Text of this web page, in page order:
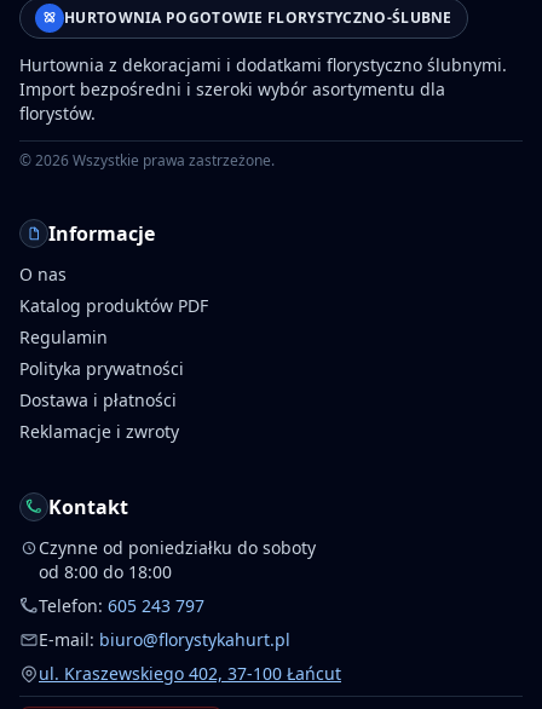
HURTOWNIA POGOTOWIE FLORYSTYCZNO-ŚLUBNE
Hurtownia z dekoracjami i dodatkami florystyczno ślubnymi.
Import bezpośredni i szeroki wybór asortymentu dla
florystów.
©2026Wszystkie prawa zastrzeżone.
Informacje
O nas
Katalog produktów PDF
Regulamin
Polityka prywatności
Dostawa i płatności
Reklamacje i zwroty
Kontakt
Czynne od poniedziałku do soboty
od 8:00 do 18:00
Telefon: 605 243 797
E-mail: biuro@florystykahurt.pl
ul. Kraszewskiego 402, 37-100 Łańcut